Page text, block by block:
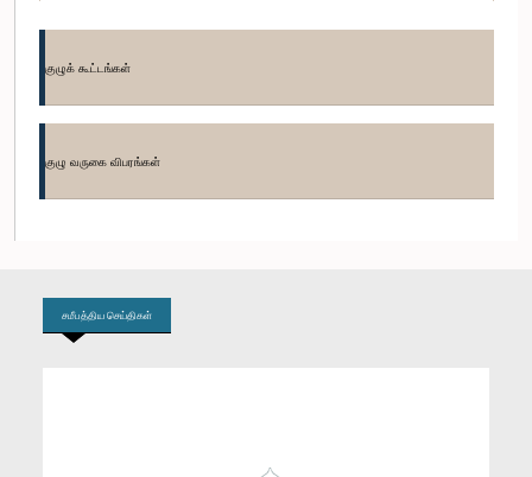
குழுக் கூட்டங்கள்
குழு வருகை விபரங்கள்
சமீபத்திய செய்திகள்